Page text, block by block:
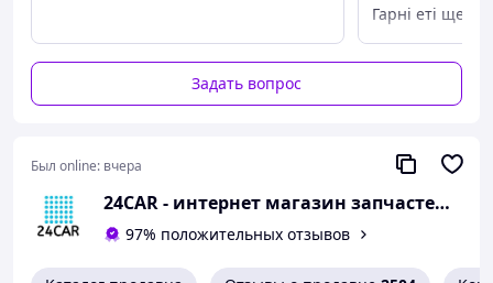
Гарні еті ще не
Задать вопрос
Был online: вчера
24CAR - интернет магазин запчастей и аксессуаров
97% положительных отзывов